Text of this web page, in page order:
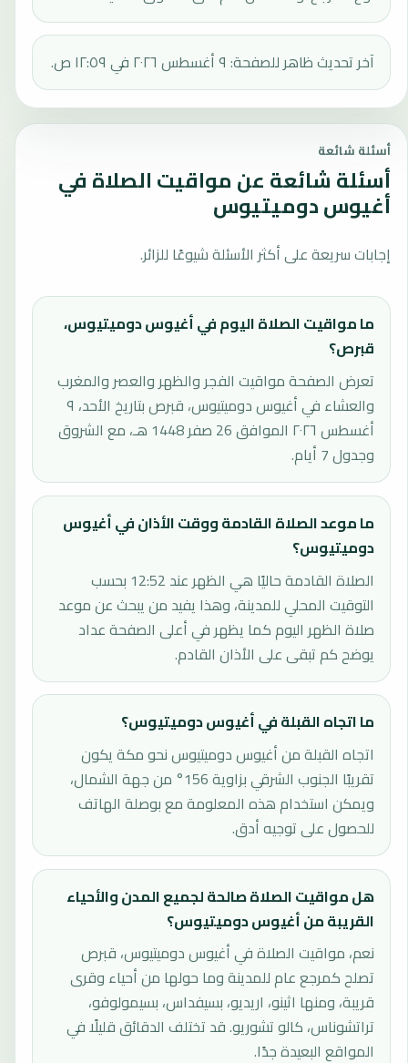
آخر تحديث ظاهر للصفحة: ٩ أغسطس ٢٠٢٦ في ١٢:٥٩ ص.
أسئلة شائعة
أسئلة شائعة عن مواقيت الصلاة في
أغيوس دوميتيوس
إجابات سريعة على أكثر الأسئلة شيوعًا للزائر.
ما مواقيت الصلاة اليوم في أغيوس دوميتيوس،
قبرص؟
تعرض الصفحة مواقيت الفجر والظهر والعصر والمغرب
والعشاء في أغيوس دوميتيوس، قبرص بتاريخ الأحد، ٩
أغسطس ٢٠٢٦ الموافق 26 صفر 1448 هـ، مع الشروق
وجدول 7 أيام.
ما موعد الصلاة القادمة ووقت الأذان في أغيوس
دوميتيوس؟
الصلاة القادمة حاليًا هي الظهر عند 12:52 بحسب
التوقيت المحلي للمدينة، وهذا يفيد من يبحث عن موعد
صلاة الظهر اليوم كما يظهر في أعلى الصفحة عداد
يوضح كم تبقى على الأذان القادم.
ما اتجاه القبلة في أغيوس دوميتيوس؟
اتجاه القبلة من أغيوس دوميتيوس نحو مكة يكون
تقريبًا الجنوب الشرقي بزاوية 156° من جهة الشمال،
ويمكن استخدام هذه المعلومة مع بوصلة الهاتف
للحصول على توجيه أدق.
هل مواقيت الصلاة صالحة لجميع المدن والأحياء
القريبة من أغيوس دوميتيوس؟
نعم، مواقيت الصلاة في أغيوس دوميتيوس، قبرص
تصلح كمرجع عام للمدينة وما حولها من أحياء وقرى
قريبة، ومنها اثينو، اريديو، بسيفداس، بسيمولوفو،
تراتشوناس، كالو تشوريو. قد تختلف الدقائق قليلًا في
المواقع البعيدة جدًا.